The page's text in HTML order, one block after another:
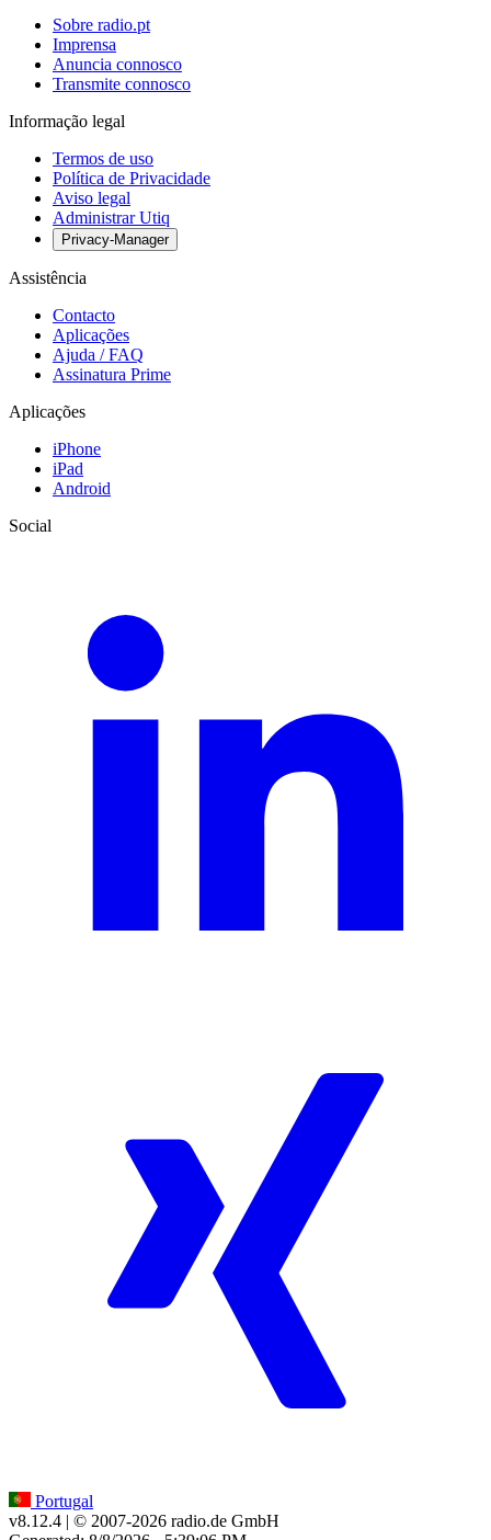
Sobre radio.pt
Imprensa
Anuncia connosco
Transmite connosco
Informação legal
Termos de uso
Política de Privacidade
Aviso legal
Administrar Utiq
Privacy-Manager
Assistência
Contacto
Aplicações
Ajuda / FAQ
Assinatura Prime
Aplicações
iPhone
iPad
Android
Social
Portugal
v8.12.4 | © 2007-2026 radio.de GmbH